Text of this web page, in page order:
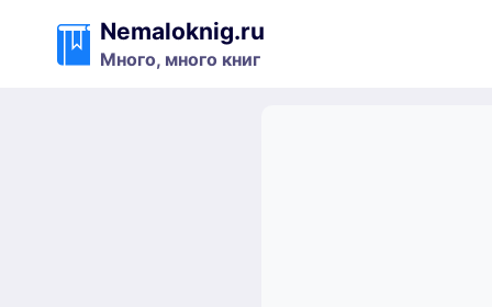
содержимому
Nemaloknig.ru
Много, много книг